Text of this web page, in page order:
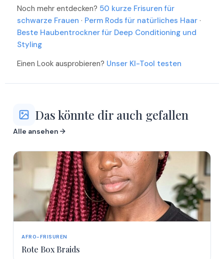
Mehr
Mehr
Mehr
Mehr
Mehr
Noch mehr entdecken? 50 kurze Frisuren für
schwarze Frauen · Perm Rods für natürliches Haar ·
Beste Haubentrockner für Deep Conditioning und
Styling
Einen Look ausprobieren? Unser KI-Tool testen
Das könnte dir auch gefallen
Alle ansehen
AFRO-FRISUREN
Rote Box Braids